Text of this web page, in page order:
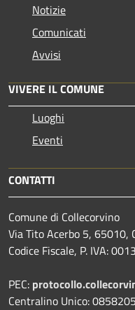
Notizie
Comunicati
Avvisi
VIVERE IL COMUNE
Luoghi
Eventi
CONTATTI
Comune di Collecorvino
Via Tito Acerbo 5, 65010,
Codice Fiscale, P. IVA:
PEC:
Centralino Unico: